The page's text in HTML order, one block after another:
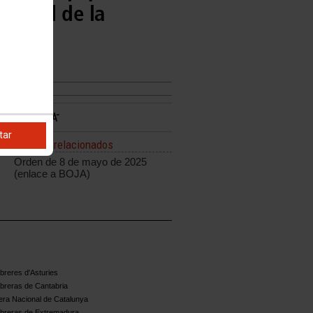
de la
Enlaces relacionados
Orden de 8 de mayo de 2025
(enlace a BOJA)
d'Asturies
de Cantabria
Nacional de Catalunya